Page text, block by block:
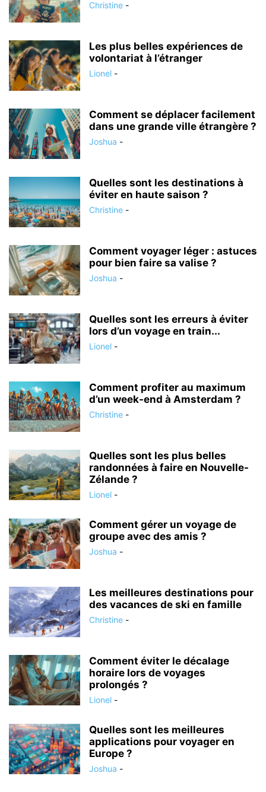
Christine -
Les plus belles expériences de
volontariat à l’étranger
Lionel -
Comment se déplacer facilement
dans une grande ville étrangère ?
Joshua -
Quelles sont les destinations à
éviter en haute saison ?
Christine -
Comment voyager léger : astuces
pour bien faire sa valise ?
Joshua -
Quelles sont les erreurs à éviter
lors d’un voyage en train...
Lionel -
Comment profiter au maximum
d’un week-end à Amsterdam ?
Christine -
Quelles sont les plus belles
randonnées à faire en Nouvelle-
Zélande ?
Lionel -
Comment gérer un voyage de
groupe avec des amis ?
Joshua -
Les meilleures destinations pour
des vacances de ski en famille
Christine -
Comment éviter le décalage
horaire lors de voyages
prolongés ?
Lionel -
Quelles sont les meilleures
applications pour voyager en
Europe ?
Joshua -